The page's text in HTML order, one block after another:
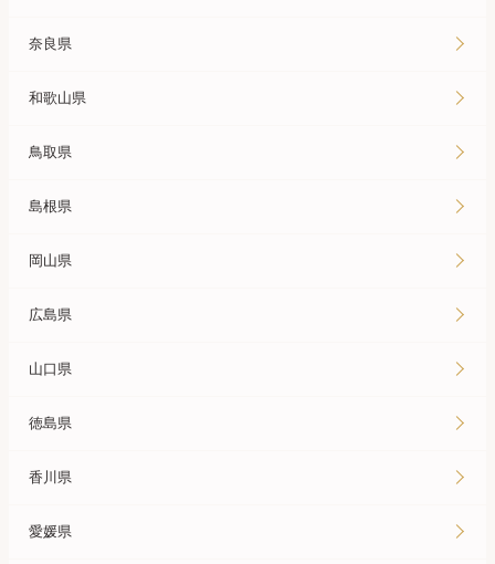
奈良県
和歌山県
鳥取県
島根県
岡山県
広島県
山口県
徳島県
香川県
愛媛県